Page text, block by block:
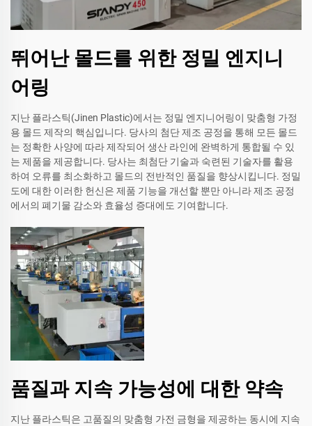
뛰어난 몰드를 위한 정밀 엔지니
어링
지난 플라스틱(Jinen Plastic)에서는 정밀 엔지니어링이 맞춤형 가정
용 몰드 제작의 핵심입니다. 당사의 첨단 제조 공정을 통해 모든 몰드
는 정확한 사양에 따라 제작되어 생산 라인에 완벽하게 통합될 수 있
는 제품을 제공합니다. 당사는 최첨단 기술과 숙련된 기술자를 활용
하여 오류를 최소화하고 몰드의 전반적인 품질을 향상시킵니다. 정밀
도에 대한 이러한 헌신은 제품 기능을 개선할 뿐만 아니라 제조 공정
에서의 폐기물 감소와 효율성 증대에도 기여합니다.
품질과 지속 가능성에 대한 약속
지난 플라스틱은 고품질의 맞춤형 가전 금형을 제공하는 동시에 지속